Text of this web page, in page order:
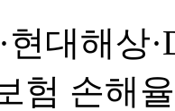
대해상
험 손해